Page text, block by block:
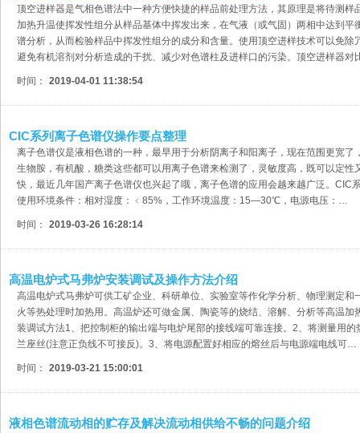
顶空进样器是气相色谱法中一种方便快捷的样品前处理方法，其原理是将待测样
加热升温使挥发性组分从样品基体中挥发出来，在气液（或气固）两相中达到平
谱分析，从而检验样品中挥发性组分的成分和含量。使用顶空进样技术可以免除
避免有机溶剂对分析造成的干扰、减少对色谱柱及进样口的污染。顶空进样器
时间： 2019-04-01 11:38:54
CIC系列离子色谱仪操作要点整理
离子色谱仪是液相色谱的一种，最早用于分析阴离子和阳离子，现在范围更宽了
生物胺，有机酸，糖类这些都可以用离子色谱来检测了，灵敏度高，既可以定性
快，最近几年国产离子色谱仪也兴起了哦，离子色谱的应用会越来越广泛。CIC
使用环境条件：相对湿度：﹤85%，工作环境温度：15—30℃，电源电压：…
时间： 2019-03-26 16:28:14
高温电炉式马弗炉安装调试及操作方法介绍
高温电炉式马弗炉可供工矿企业、科研单位、实验室等作化学分析、物理测定和
火等热处理时加热用。高温炉还可做金属、陶瓷等的烧结、溶解、分析等高温加
装调试方法1、把控制柜的输出端与电炉尾部的接线端可靠连接。2、将测量用
兰座丝(注意正负线不可接反)。3、将电源配置好相应的熔丝后与电源端电线可…
时间： 2019-03-21 15:00:01
液相色谱流动相的贮存及解决流动相供给不畅的问题介绍